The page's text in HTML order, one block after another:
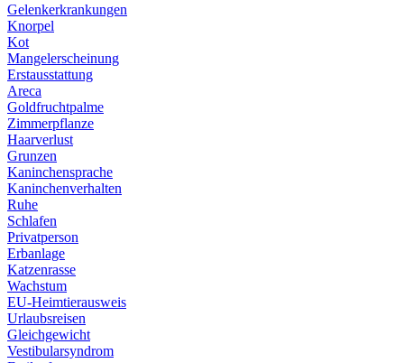
Gelenkerkrankungen
Knorpel
Kot
Mangelerscheinung
Erstausstattung
Areca
Goldfruchtpalme
Zimmerpflanze
Haarverlust
Grunzen
Kaninchensprache
Kaninchenverhalten
Ruhe
Schlafen
Privatperson
Erbanlage
Katzenrasse
Wachstum
EU-Heimtierausweis
Urlaubsreisen
Gleichgewicht
Vestibularsyndrom